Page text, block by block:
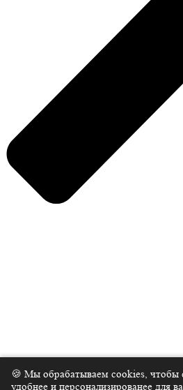
🍪 Мы обрабатываем cookies, чтобы
удобнее и персонализированее для